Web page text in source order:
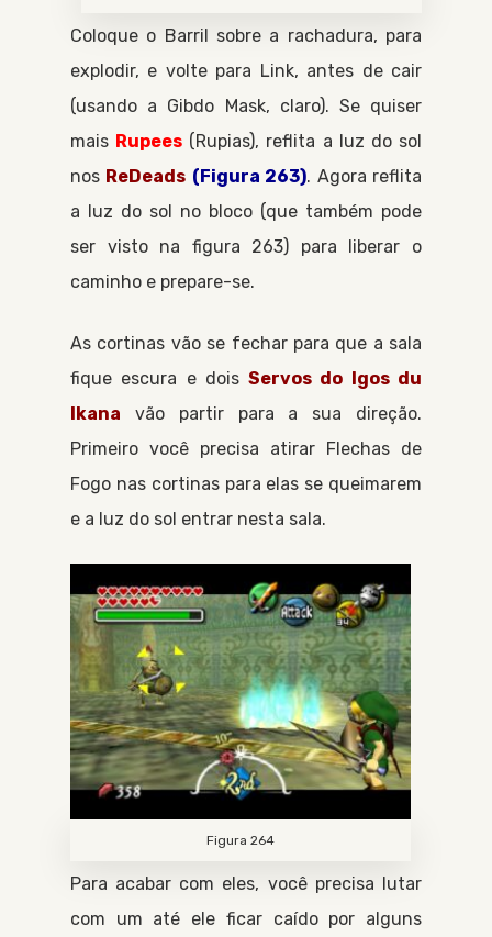
Coloque o Barril sobre a rachadura, para
explodir, e volte para Link, antes de cair
(usando a Gibdo Mask, claro). Se quiser
mais Rupees Rupias , reflita a luz do sol
nos ReDeads (Figura 263). Agora reflita
a luz do sol no bloco (que também pode
ser visto na figura 263) para liberar o
caminho e prepare-se.
As cortinas vão se fechar para que a sala
fique escura e doisServos do Igos du
Ikana vão partir para a sua direção.
Primeiro você precisa atirar Flechas de
Fogo nas cortinas para elas se queimarem
e a luz do sol entrar nesta sala.
Figura 264
Para acabar com eles, você precisa lutar
com um até ele ficar caído por alguns